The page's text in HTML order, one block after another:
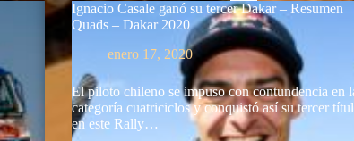
Ignacio Casale ganó su tercer Dakar – Resumen
Quads – Dakar 2020
enero 17, 2020
El piloto chileno se impuso con contundencia en
categoría cuatriciclos y conquistó así su tercer
en este Rally…